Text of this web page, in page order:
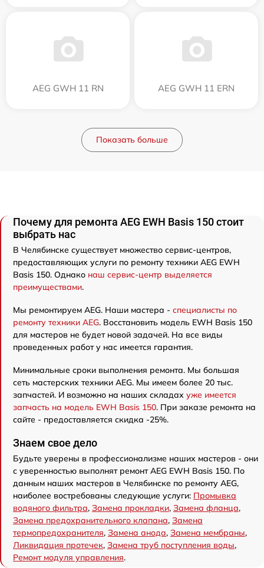
AEG GWH 11 RN AEG GWH 11 ERN
Показать больше
Почему для ремонта AEG EWH Basis 150 стоит
выбрать нас
В Челябинске существует множество сервис-центров,
предоставляющих услуги по ремонту техники AEG EWH
Basis 150. Однако наш сервис-центр выделяется
преимуществами.
Мы ремонтируем AEG. Наши мастера - специалисты по
ремонту техники AEG. Восстановить модель EWH Basis 150
для мастеров не будет новой задачей. На все виды
проведенных работ у нас имеется гарантия.
Минимальные сроки выполнения ремонта. Мы большая
сеть мастерских техники AEG. Мы имеем более 20 тыс.
запчастей. И возможно на наших складах уже имеется
запчасть на модель EWH Basis 150. При заказе ремонта на
сайте - предоставляется скидка -25%.
Знаем свое дело
Будьте уверены в профессионализме наших мастеров - они
с уверенностью выполнят ремонт AEG EWH Basis 150. По
данным наших мастеров в Челябинске по ремонту AEG,
наиболее востребованы следующие услуги: Промывка
водяного фильтра, Замена прокладки, Замена фланца,
Замена предохранительного клапана, Замена
термопредохранителя, Замена анода, Замена мембраны,
Ликвидация протечек, Замена труб поступления воды,
Ремонт модуля управления.